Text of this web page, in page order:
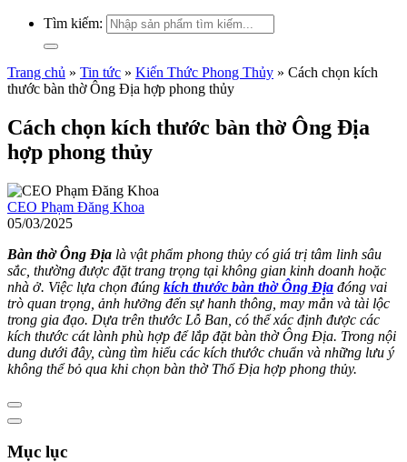
Tìm kiếm:
Trang chủ » Tin tức » Kiến Thức Phong Thủy » Cách chọn kích
thước bàn thờ Ông Địa hợp phong thủy
Cách chọn kích thước bàn thờ Ông Địa
hợp phong thủy
CEO Phạm Đăng Khoa
05/03/2025
Bàn thờ Ông Địa là vật phẩm phong thủy có giá trị tâm linh sâu
sắc, thường được đặt trang trọng tại không gian kinh doanh hoặc
nhà ở. Việc lựa chọn đúng kích thước bàn thờ Ông Địa đóng vai
trò quan trọng, ảnh hưởng đến sự hanh thông, may mắn và tài lộc
trong gia đạo. Dựa trên thước Lỗ Ban, có thể xác định được các
kích thước cát lành phù hợp để lắp đặt bàn thờ Ông Địa. Trong nội
dung dưới đây, cùng tìm hiểu các kích thước chuẩn và những lưu ý
không thể bỏ qua khi chọn bàn thờ Thổ Địa hợp phong thủy.
Mục lục